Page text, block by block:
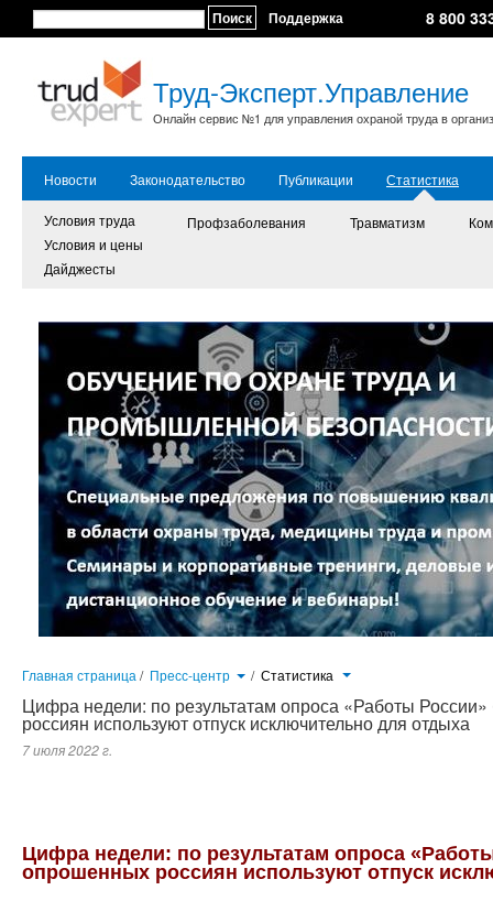
Поиск Поддержка 8 800
Труд-Эксперт.Управление
Онлайн сервис №1 для управления охраной труда в
Новости Законодательство Публикации Статистика
Условия труда
Условия и цены
Дайджесты
Профзаболевания Травматизм
Главная страница / Пресс-центр / Статистика
Цифра недели: по результатам опроса «Работы
россиян используют отпуск исключительно для отдыха
7 июля 2022 г.
Цифра недели: по результатам опроса
опрошенных россиян используют отпуск